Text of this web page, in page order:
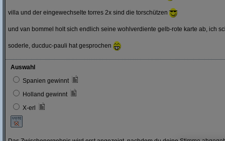
villa und der eingewechselte torres 2x sind die torschützen
und van bommel holt sich endlich seine wohlverdiente gelb-rote karte ab, ich
soderle, ducduc-pauli hat gesprochen
Auswahl
Spanien gewinnt
Holland gewinnt
X-erl